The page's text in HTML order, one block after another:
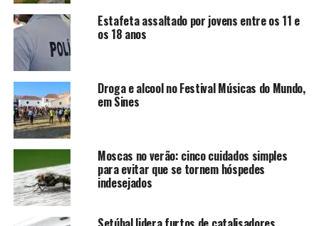
Estafeta assaltado por jovens entre os 11 e
os 18 anos
Droga e alcool no Festival Músicas do Mundo,
em Sines
Moscas no verão: cinco cuidados simples
para evitar que se tornem hóspedes
indesejados